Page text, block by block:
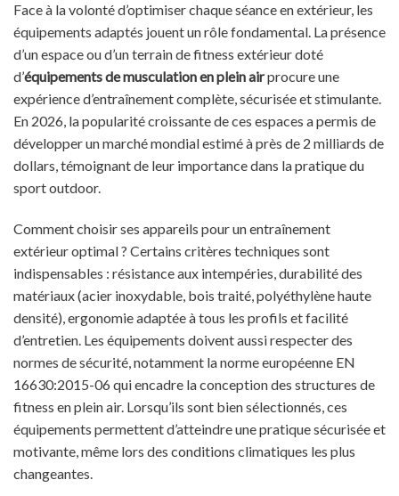
Face à la volonté d’optimiser chaque séance en extérieur, les
équipements adaptés jouent un rôle fondamental. La présence
d’un espace ou d’un terrain de fitness extérieur doté
d’équipements de musculation en plein airprocure une
expérience d’entraînement complète, sécurisée et stimulante.
En 2026, la popularité croissante de ces espaces a permis de
développer un marché mondial estimé à près de 2 milliards de
dollars, témoignant de leur importance dans la pratique du
sport outdoor.
Comment choisir ses appareils pour un entraînement
extérieur optimal ? Certains critères techniques sont
indispensables : résistance aux intempéries, durabilité des
matériaux (acier inoxydable, bois traité, polyéthylène haute
densité), ergonomie adaptée à tous les profils et facilité
d’entretien. Les équipements doivent aussi respecter des
normes de sécurité, notamment la norme européenne EN
16630:2015-06 qui encadre la conception des structures de
fitness en plein air. Lorsqu’ils sont bien sélectionnés, ces
équipements permettent d’atteindre une pratique sécurisée et
motivante, même lors des conditions climatiques les plus
changeantes.